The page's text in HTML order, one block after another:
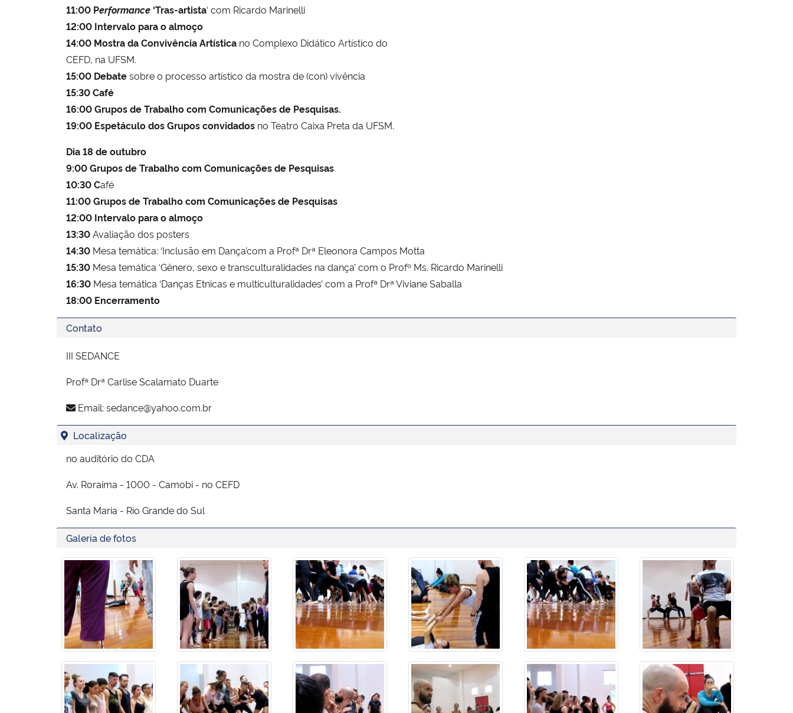
11:00 Performance ‘Tras-artista‘ com Ricardo Marinelli
12:00 Intervalo para o almoço
14:00 Mostra da Convivência Artística no Complexo Didático Artístico do
CEFD, na UFSM.
15:00 Debatesobre o processo artístico da mostra de (con) vivência
15:30Café
16:00Grupos de Trabalho com Comunicações de Pesquisas.
19:00 Espetáculo dos Grupos convidados no Teatro Caixa Preta da UFSM.
Dia 18 de outubro
9:00 Grupos de Trabalho com Comunicações de Pesquisas
10:30 Café
11:00 Grupos de Trabalho com Comunicações de Pesquisas
12:00 Intervalo para o almoço
13:30Avaliação dos posters
14:30 Mesa temática: ‘Inclusão em Dança’com a Profª Drª Eleonora Campos Motta
15:30 Mesa temática ‘Gênero, sexo e transculturalidades na dança’ com o Profº Ms. Ricardo Marinelli
16:30 Mesa temática ‘Danças Etnicas e multiculturalidades’ com a Profª Drª Viviane Saballa
18:00 Encerramento
Contato
III SEDANCE
Profª Drª Carlise Scalamato Duarte
Email: sedance@yahoo.com.br
Localização
no auditório do CDA
Av. Roraima - 1000 - Camobi - no CEFD
Santa Maria - Rio Grande do Sul
Galeria de fotos